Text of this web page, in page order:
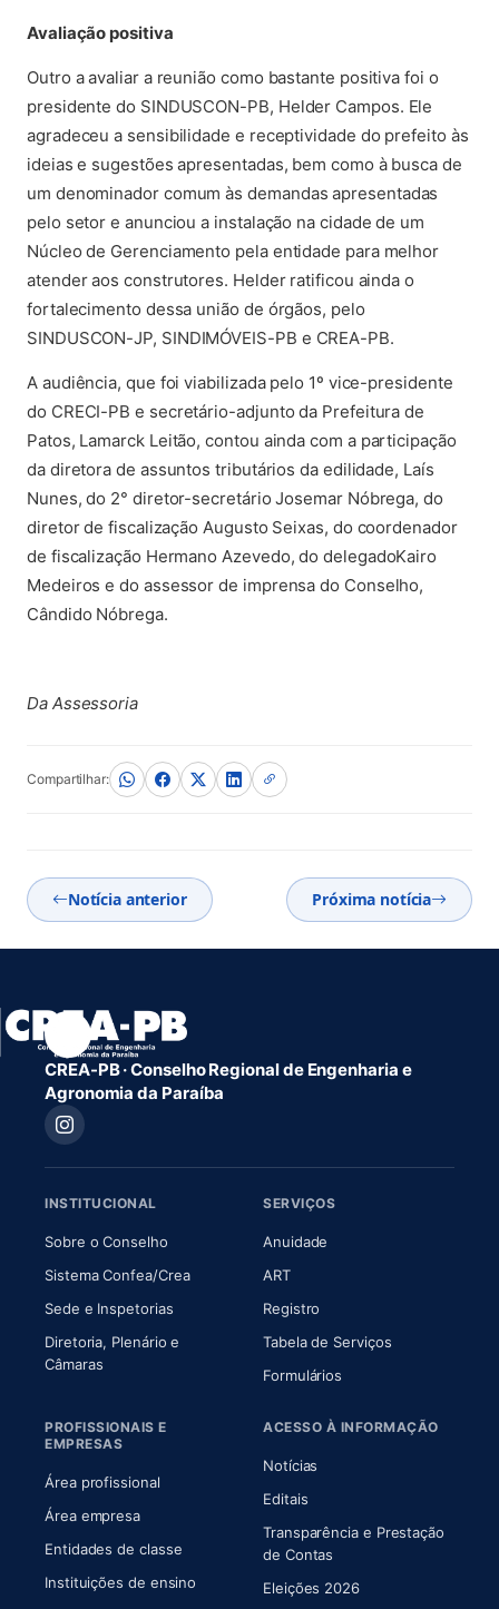
Avaliação positiva
Outro a avaliar a reunião como bastante positiva foi o
presidente do SINDUSCON-PB, Helder Campos. Ele
agradeceu a sensibilidade e receptividade do prefeito às
ideias e sugestões apresentadas, bem como à busca de
um denominador comum às demandas apresentadas
pelo setor e anunciou a instalação na cidade de um
Núcleo de Gerenciamento pela entidade para melhor
atender aos construtores. Helder ratificou ainda o
fortalecimento dessa união de órgãos, pelo
SINDUSCON-JP, SINDIMÓVEIS-PB e CREA-PB.
A audiência, que foi viabilizada pelo 1º vice-presidente
do CRECI-PB e secretário-adjunto da Prefeitura de
Patos, Lamarck Leitão, contou ainda com a participação
da diretora de assuntos tributários da edilidade, Laís
Nunes, do 2° diretor-secretário Josemar Nóbrega, do
diretor de fiscalização Augusto Seixas, do coordenador
de fiscalização Hermano Azevedo, do delegadoKairo
Medeiros e do assessor de imprensa do Conselho,
Cândido Nóbrega.
Da Assessoria
Compartilhar:
Notícia anterior Próxima notícia
CREA-PB · Conselho Regional de Engenharia e
Agronomia da Paraíba
INSTITUCIONAL
Sobre o Conselho(abre em nova aba)
Sistema Confea/Crea(abre em nova aba)
Sede e Inspetorias
Diretoria, Plenário e
Câmaras(abre em nova aba)
SERVIÇOS
Anuidade
ART(abre em nova aba)
Registro
Tabela de Serviços
Formulários
PROFISSIONAIS E
EMPRESAS
Área profissional
Área empresa
Entidades de classe
Instituições de ensino
ACESSO À INFORMAÇÃO
Notícias
Editais
Transparência e Prestação
de Contas
Eleições 2026